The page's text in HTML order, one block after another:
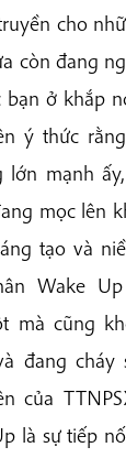
cho
còn đang
bạn ở khắp
ý thức
lớn mạnh
mọc lên
tạo và
Wake
mà cũng
đang cháy
của
là sự tiếp